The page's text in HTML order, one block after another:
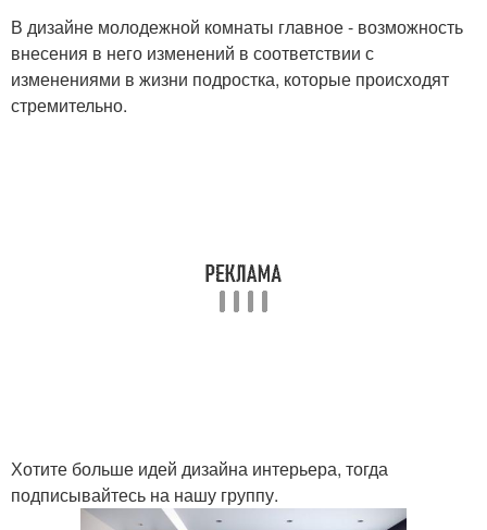
В дизайне молодежной комнаты главное - возможность
внесения в него изменений в соответствии с
изменениями в жизни подростка, которые происходят
стремительно.
Хотите больше идей дизайна интерьера, тогда
подписывайтесь на нашу группу.